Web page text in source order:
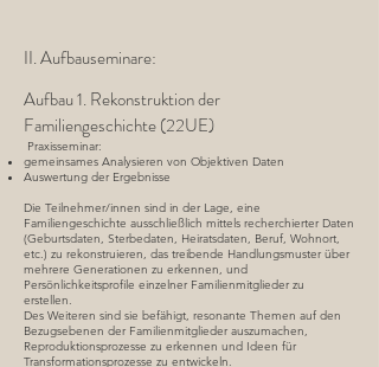
II. Aufbauseminare:
Aufbau 1. Rekonstruktion der
Familiengeschichte (22UE)
Praxisseminar:
gemeinsames Analysieren von Objektiven Daten
Auswertung der Ergebnisse
Die Teilnehmer/innen sind in der Lage, eine
Familiengeschichte ausschließlich mittels recherchierter Daten
(Geburtsdaten, Sterbedaten, Heiratsdaten, Beruf, Wohnort,
etc.) zu rekonstruieren, das treibende Handlungsmuster über
mehrere Generationen zu erkennen, und
Persönlichkeitsprofile einzelner Familienmitglieder zu
erstellen.
Des Weiteren sind sie befähigt, resonante Themen auf den
Bezugsebenen der Familienmitglieder auszumachen,
Reproduktionsprozesse zu erkennen und Ideen für
Transformationsprozesse zu entwickeln.